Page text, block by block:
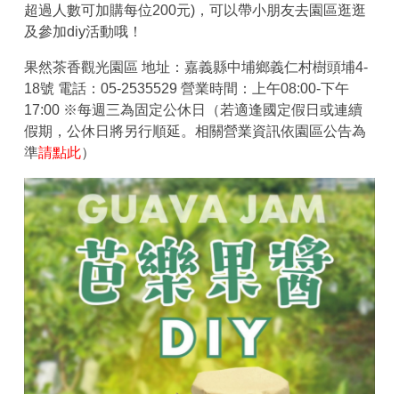
超過人數可加購每位200元)，可以帶小朋友去園區逛逛
及參加diy活動哦！
果然茶香觀光園區 地址：嘉義縣中埔鄉義仁村樹頭埔4-
18號 電話：05-2535529 營業時間：上午08:00-下午
17:00 ※每週三為固定公休日（若適逢國定假日或連續
假期，公休日將另行順延。相關營業資訊依園區公告為
準請點此）